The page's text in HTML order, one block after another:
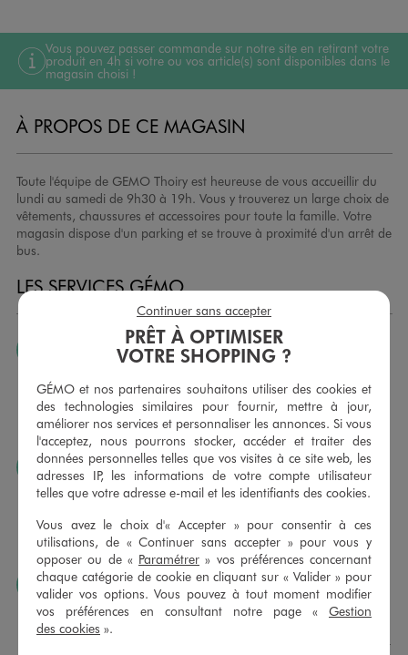
Vous pouvez passer commande sur notre site en retirant votre
produit en 4h si votre ou vos article(s) sont disponibles dans le
magasin choisi !
À PROPOS DE CE MAGASIN
Toute l'équipe de GEMO Thoiry est heureuse de vous accueillir du
lundi au samedi de 9h30 à 19h. Vous y trouverez un large choix de
vêtements, chaussures et accessoires pour toute la famille. Votre
magasin dispose d'un parking et se trouve à proximité d'un arrêt de
bus.
LES SERVICES GÉMO
JE PEUX CHANGER D’AVIS
remboursement pour tout article non porté, non retouché,
sous 30 jours, sur simple présentation du ticket de caisse,
dans tous les magasins GÉMO.
JE PEUX FAIRE RETOUCHER MES ARTICLES
Ourlets, ceintures… vous avez la possibilité de faire
sont à votre disposition sur simple demande. Voir
conditions en magasins.
J’AIME FAIRE PLAISIR
Nous vous proposons des cartes cadeaux GÉMO d’un
montant au choix entre 10€ et 150€. Les cartes cadeau
GÉMO sont valables 1 an, utilisables en plusieurs fois, pour
PRÊT À OPTIMISER
VOTRE SHOPPING ?
GÉMO et nos partenaires souhaitons utiliser des cookies et
des technologies similaires pour fournir, mettre à jour,
améliorer nos services et personnaliser les annonces. Si vous
l'acceptez, nous pourrons stocker, accéder et traiter des
données personnelles telles que vos visites à ce site web, les
adresses IP, les informations de votre compte utilisateur
telles que votre adresse e-mail et les identifiants des cookies.
Vous avez le choix d'« Accepter » pour consentir à ces
utilisations, de « Continuer sans accepter » pour vous y
opposer ou de « Paramétrer » vos préférences concernant
chaque catégorie de cookie en cliquant sur « Valider » pour
valider vos options. Vous pouvez à tout moment modifier
vos préférences en consultant notre page « Gestion
des cookies ».
Continuer sans accepter